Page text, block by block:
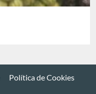
Política de Cookies